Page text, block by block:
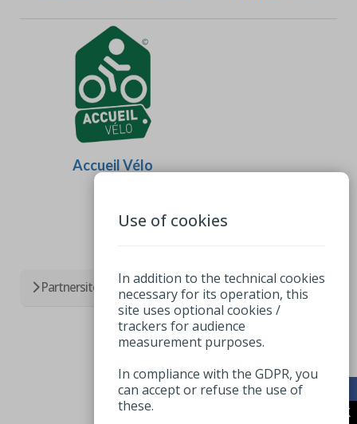
Accueil Vélo
Partnersites
Use of cookies
In addition to the technical cookies
necessary for its operation, this
site uses optional cookies /
trackers for audience
measurement purposes.
In compliance with the GDPR, you
can accept or refuse the use of
these.